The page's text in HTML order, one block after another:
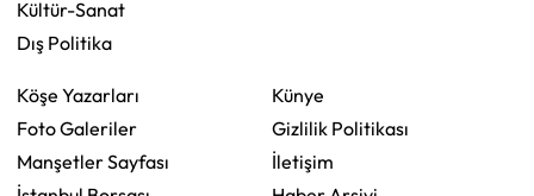
Kültür-Sanat
Dış Politika
Köşe Yazarları
Foto Galeriler
Manşetler Sayfası
Künye
Gizlilik Politikası
İletişim